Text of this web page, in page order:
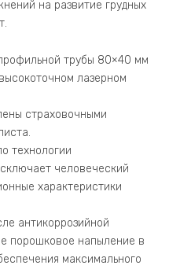
на развитие грудных
трубы 80×40 мм
лазерном
страховочными
технологии
человеческий
характеристики
антикоррозийной
порошковое напыление в
максимального